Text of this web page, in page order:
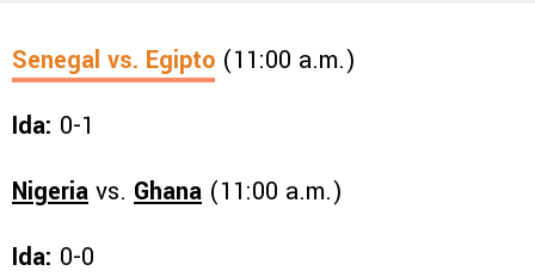
Senegal vs. Egipto (11:00 a.m.)
Ida: 0-1
Nigeria vs. Ghana (11:00 a.m.)
Ida: 0-0